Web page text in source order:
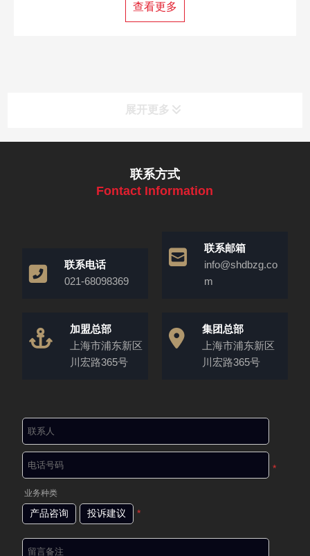
查看更多
展开更多
联系方式
Fontact Information
联系电话
021-68098369
联系邮箱
info@shdbzg.co
m
加盟总部
上海市浦东新区
川宏路365号
集团总部
上海市浦东新区
川宏路365号
*
业务种类
产品咨询 投诉建议 *